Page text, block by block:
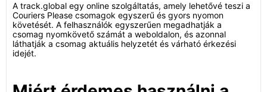
A track.global egy online szolgáltatás, amely lehetővé teszi a
Couriers Please csomagok egyszerű és gyors nyomon
követését. A felhasználók egyszerűen megadhatják a
csomag nyomkövető számát a weboldalon, és azonnal
láthatják a csomag aktuális helyzetét és várható érkezési
idejét.